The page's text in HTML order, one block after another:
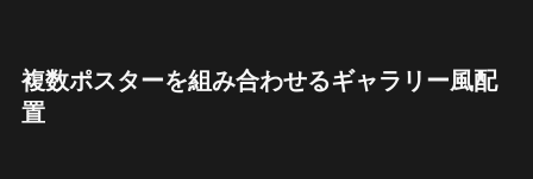
複数ポスターを組み合わせるギャラリー風配
置